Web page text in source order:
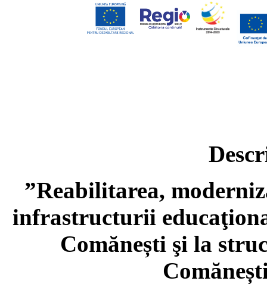
”Reabilitarea,
infrastructurii
Comănești şi la